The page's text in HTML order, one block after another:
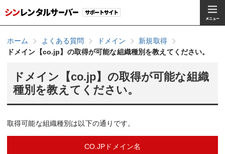
ホーム よくある質問 ドメイン
新規取得
ドメイン【co.jp】の取得が可能な組織種別を教えてください。
ドメイン【co.jp】の取得が可能な組織
種別を教えてください。
取得可能な組織種別は以下の通りです。
CO.JPドメイン名